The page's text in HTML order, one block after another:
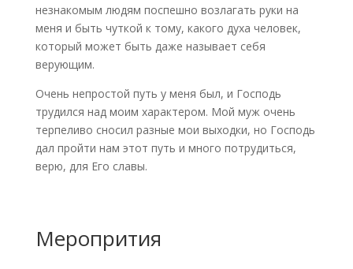
незнакомым людям поспешно возлагать руки на
меня и быть чуткой к тому, какого духа человек,
который может быть даже называет себя
верующим.
Очень непростой путь у меня был, и Господь
трудился над моим характером. Мой муж очень
терпеливо сносил разные мои выходки, но Господь
дал пройти нам этот путь и много потрудиться,
верю, для Его славы.
Меропрития